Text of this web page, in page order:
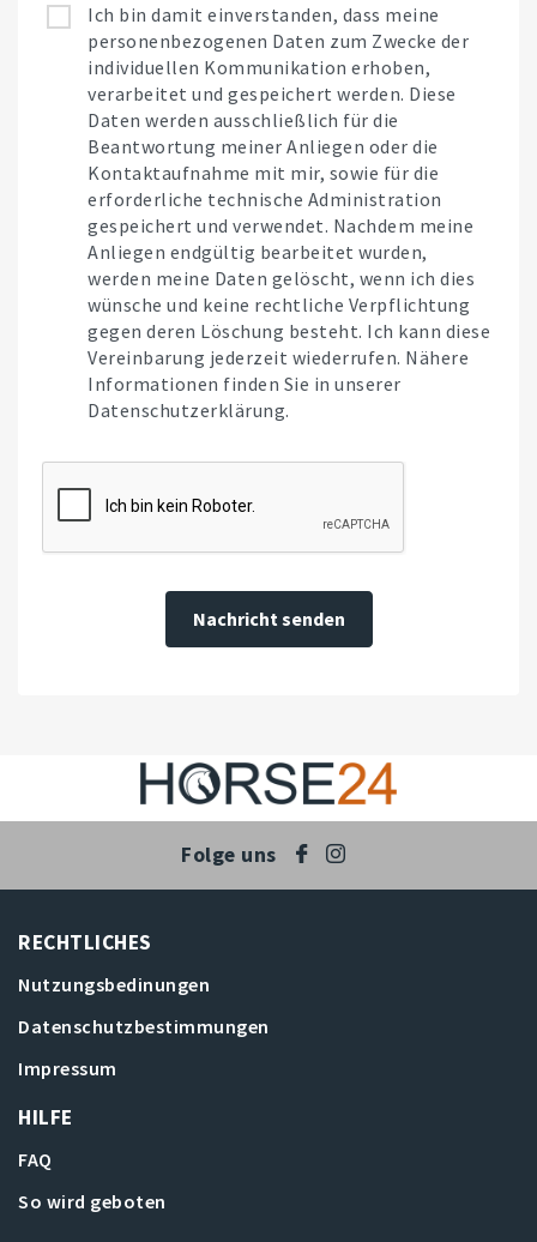
Ich bin damit einverstanden, dass meine
personenbezogenen Daten zum Zwecke der
individuellen Kommunikation erhoben,
verarbeitet und gespeichert werden. Diese
Daten werden ausschließlich für die
Beantwortung meiner Anliegen oder die
Kontaktaufnahme mit mir, sowie für die
erforderliche technische Administration
gespeichert und verwendet. Nachdem meine
Anliegen endgültig bearbeitet wurden,
werden meine Daten gelöscht, wenn ich dies
wünsche und keine rechtliche Verpflichtung
gegen deren Löschung besteht. Ich kann diese
Vereinbarung jederzeit wiederrufen. Nähere
Informationen finden Sie in unserer
Datenschutzerklärung.
Nachricht senden
Folge uns
RECHTLICHES
Nutzungsbedinungen
Datenschutzbestimmungen
Impressum
HILFE
FAQ
So wird geboten